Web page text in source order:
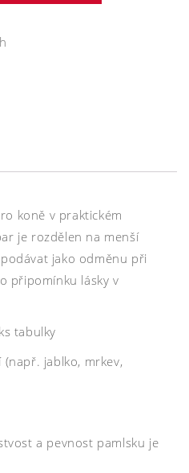
koně v praktickém
je rozdělen na menší
jako odměnu při
připomínku lásky v
tabulky
jablko, mrkev,
a pevnost pamlsku je